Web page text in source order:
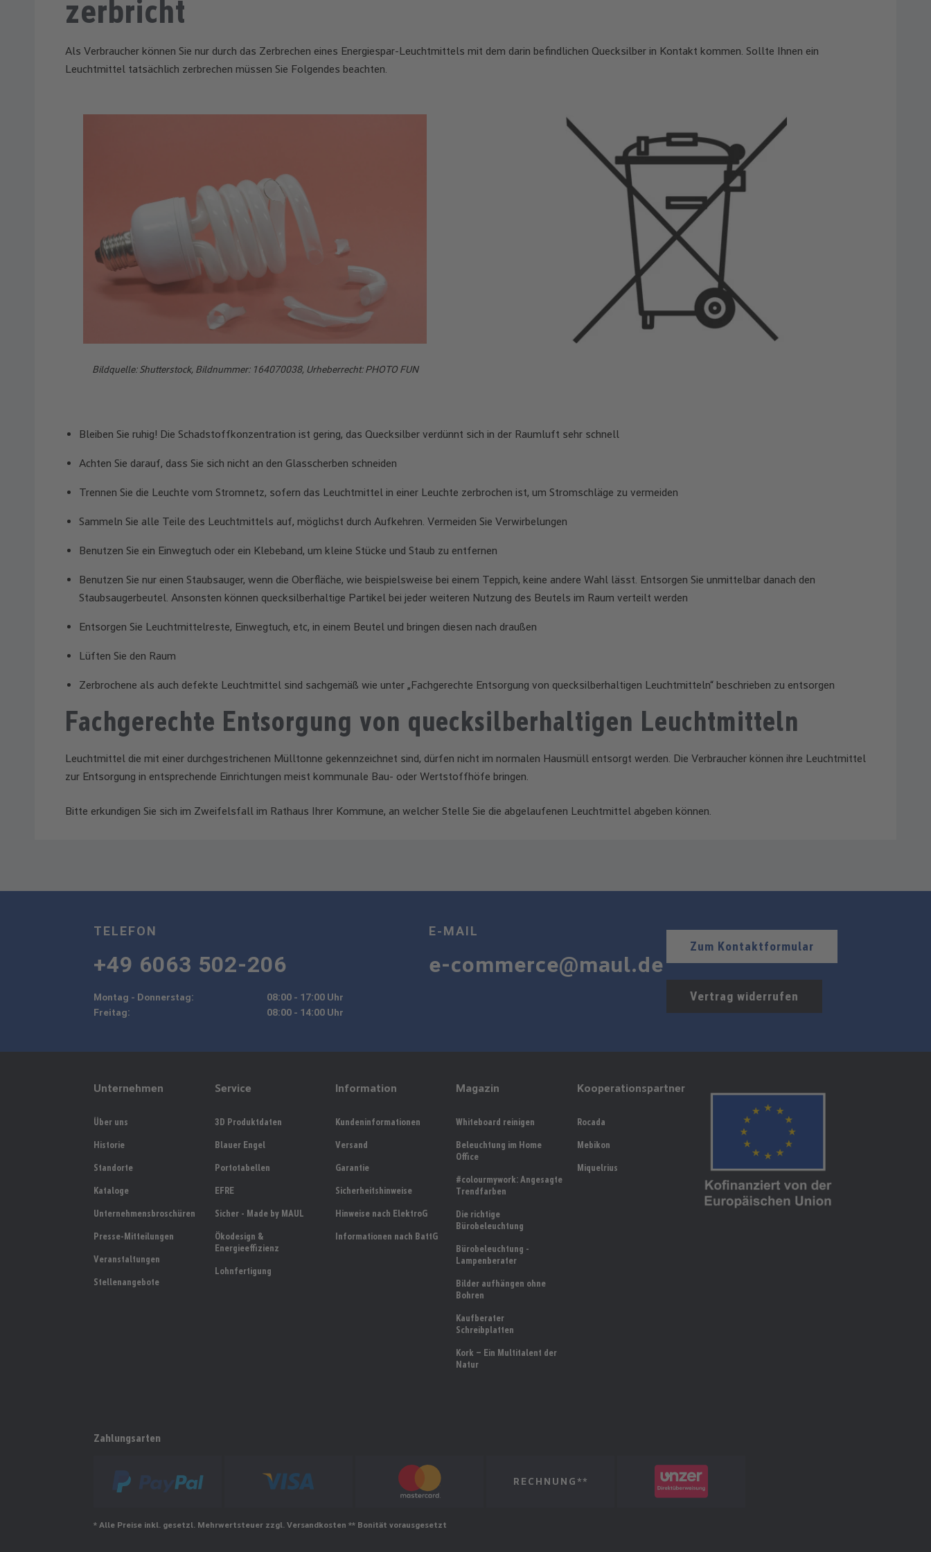
zerbricht
Als Verbraucher können Sie nur durch das Zerbrechen eines Energiespar-Leuchtmittels mit dem darin befindlichen Quecksilber in Kontakt kommen. Sollte Ihnen ein
Leuchtmittel tatsächlich zerbrechen müssen Sie Folgendes beachten.
Bildquelle: Shutterstock, Bildnummer: 164070038, Urheberrecht: PHOTO FUN
Bleiben Sie ruhig! Die Schadstoffkonzentration ist gering, das Quecksilber verdünnt sich in der Raumluft sehr schnell
Achten Sie darauf, dass Sie sich nicht an den Glasscherben schneiden
Trennen Sie die Leuchte vom Stromnetz, sofern das Leuchtmittel in einer Leuchte zerbrochen ist, um Stromschläge zu vermeiden
Sammeln Sie alle Teile des Leuchtmittels auf, möglichst durch Aufkehren. Vermeiden Sie Verwirbelungen
Benutzen Sie ein Einwegtuch oder ein Klebeband, um kleine Stücke und Staub zu entfernen
Benutzen Sie nur einen Staubsauger, wenn die Oberfläche, wie beispielsweise bei einem Teppich, keine andere Wahl lässt. Entsorgen Sie unmittelbar danach den
Staubsaugerbeutel. Ansonsten können quecksilberhaltige Partikel bei jeder weiteren Nutzung des Beutels im Raum verteilt werden
Entsorgen Sie Leuchtmittelreste, Einwegtuch, etc, in einem Beutel und bringen diesen nach draußen
Lüften Sie den Raum
Zerbrochene als auch defekte Leuchtmittel sind sachgemäß wie unter „Fachgerechte Entsorgung von quecksilberhaltigen Leuchtmitteln“ beschrieben zu entsorgen
Fachgerechte Entsorgung von quecksilberhaltigen Leuchtmitteln
Leuchtmittel die mit einer durchgestrichenen Mülltonne gekennzeichnet sind, dürfen nicht im normalen Hausmüll entsorgt werden. Die Verbraucher können ihre Leuchtmittel
zur Entsorgung in entsprechende Einrichtungen meist kommunale Bau- oder Wertstoffhöfe bringen.
Bitte erkundigen Sie sich im Zweifelsfall im Rathaus Ihrer Kommune, an welcher Stelle Sie die abgelaufenen Leuchtmittel abgeben können.
TELEFON
+49 6063 502-206
Montag - Donnerstag:
08:00 - 17:00 Uhr
Freitag:
08:00 - 14:00 Uhr
E-MAIL
e-commerce@maul.de
Zum Kontaktformular
Vertrag widerrufen
Unternehmen
Über uns
Historie
Standorte
Kataloge
Unternehmensbroschüren
Presse-Mitteilungen
Veranstaltungen
Stellenangebote
Service
3D Produktdaten
Blauer Engel
Portotabellen
EFRE
Sicher - Made by MAUL
Ökodesign &
Energieeffizienz
Lohnfertigung
Information
Kundeninformationen
Versand
Garantie
Sicherheitshinweise
Hinweise nach ElektroG
Informationen nach BattG
Magazin
Whiteboard reinigen
Beleuchtung im Home
Office
#colourmywork: Angesagte
Trendfarben
Die richtige
Bürobeleuchtung
Bürobeleuchtung -
Lampenberater
Bilder aufhängen ohne
Bohren
Kaufberater
Schreibplatten
Kork – Ein Multitalent der
Natur
Kooperationspartner
Rocada
Mebikon
Miquelrius
Zahlungsarten
RECHNUNG**
* Alle Preise inkl. gesetzl. Mehrwertsteuer zzgl. Versandkosten ** Bonität vorausgesetzt